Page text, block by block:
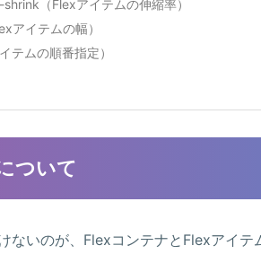
（Flexアイテムの伸縮率）
アイテムの幅）
テムの順番指定）
ついて
いのが、FlexコンテナとFlexアイテ